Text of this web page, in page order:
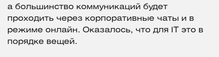
а большинство коммуникаций будет
проходить через корпоративные чаты и в
режиме онлайн. Оказалось, что для IT это в
порядке вещей.